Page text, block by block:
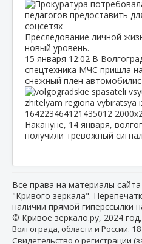
Преследование личной
новый уровень.
15 января 12:02 В
спецтехника МЧС пришла
снежный плен
Накануне, 14 января,
получили тревожный
Все права на материалы
"Кривого зеркала".
наличии прямой гиперссылки
© Кривое зеркало.ру, 2024
Волгограда, области и России.
Свидетельство о регистрации